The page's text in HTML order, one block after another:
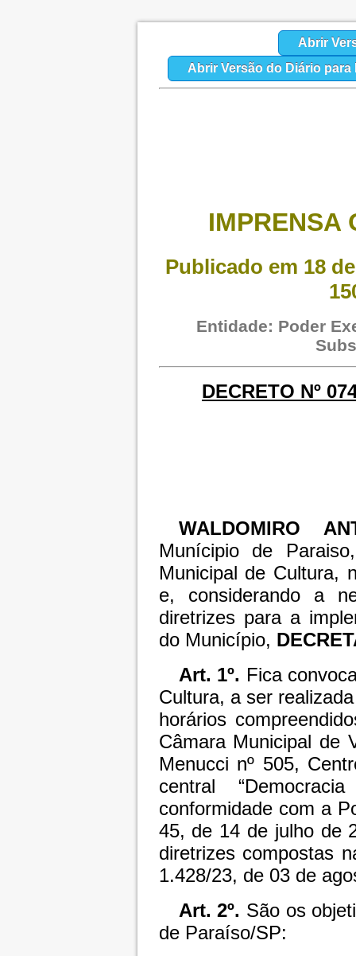
Abrir
Abrir Versão do Diário para
IMPRENSA
Publicado em 18
Entidade: Poder
DECRETO Nº
WALDOMIRO
Munícipio de
Municipal de Cultura,
e, considerando a
diretrizes para a
do Município,
Art. 1º. Fica
Cultura, a ser
horários
Câmara Municipal de
Menucci nº 505,
central
conformidade com a
45, de 14 de julho de
diretrizes compostas
1.428/23, de 03 de
Art. 2º. São os
de Paraíso/SP: